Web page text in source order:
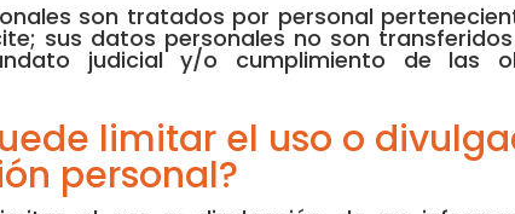
son tratados por personal
sus datos personales no son
judicial y/o cumplimiento de las
limitar el uso o
personal?